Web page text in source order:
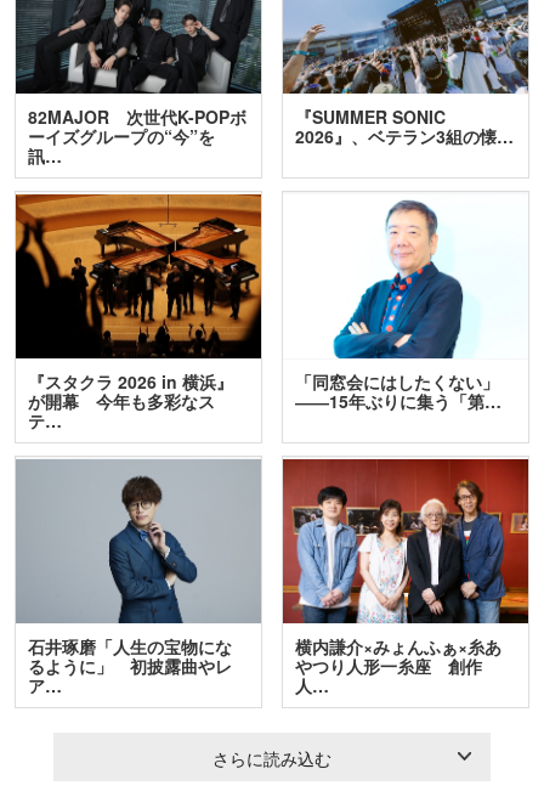
82MAJOR 次世代K-POPボ
ーイズグループの“今”を
訊…
『SUMMER SONIC
2026』、ベテラン3組の懐…
『スタクラ 2026 in 横浜』
が開幕 今年も多彩なス
テ…
「同窓会にはしたくない」
――15年ぶりに集う「第…
石井琢磨「人生の宝物にな
るように」 初披露曲やレ
ア…
横内謙介×みょんふぁ×糸あ
やつり人形一糸座 創作
人…
さらに読み込む